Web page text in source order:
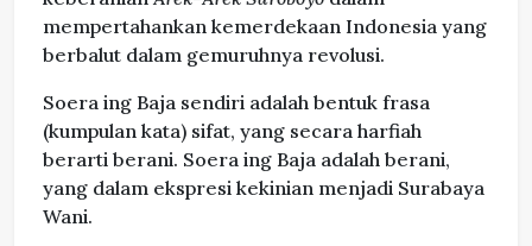
mempertahankan kemerdekaan Indonesia yang
berbalut dalam gemuruhnya revolusi.
Soera ing Baja sendiri adalah bentuk frasa
(kumpulan kata) sifat, yang secara harfiah
berarti berani. Soera ing Baja adalah berani,
yang dalam ekspresi kekinian menjadi Surabaya
Wani.